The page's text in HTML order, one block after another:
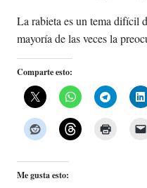
La rabieta es un tema difícil
mayoría de las veces la
Comparte esto:
Me gusta esto: